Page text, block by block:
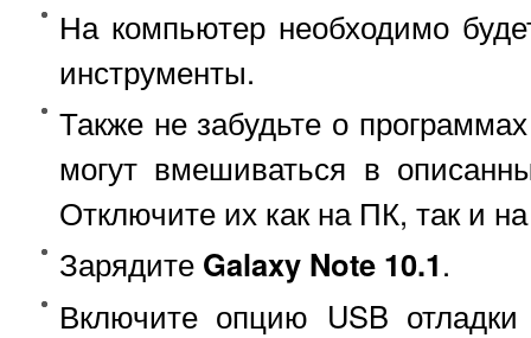
На компьютер необходимо
инструменты.
Также не забудьте о
могут вмешиваться в
Отключите их как на ПК, так и
Зарядите Galaxy Note 10.1.
Включите опцию USB